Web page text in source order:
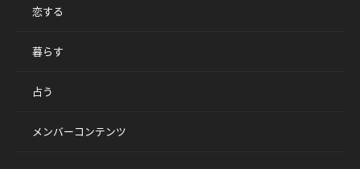
恋する
暮らす
占う
メンバーコンテンツ